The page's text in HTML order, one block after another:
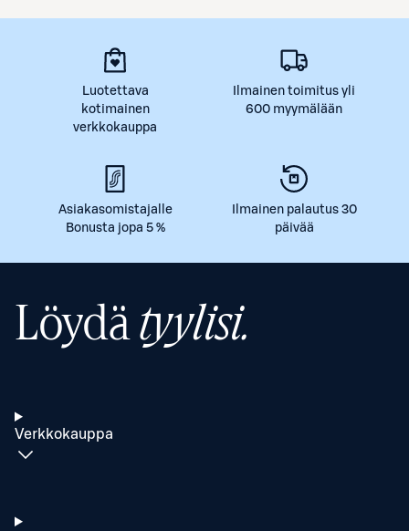
Luotettava
kotimainen
verkkokauppa
Ilmainen toimitus yli
600 myymälään
Asiakasomistajalle
Bonusta jopa 5 %
Ilmainen palautus 30
päivää
Löydätyylisi.
Verkkokauppa